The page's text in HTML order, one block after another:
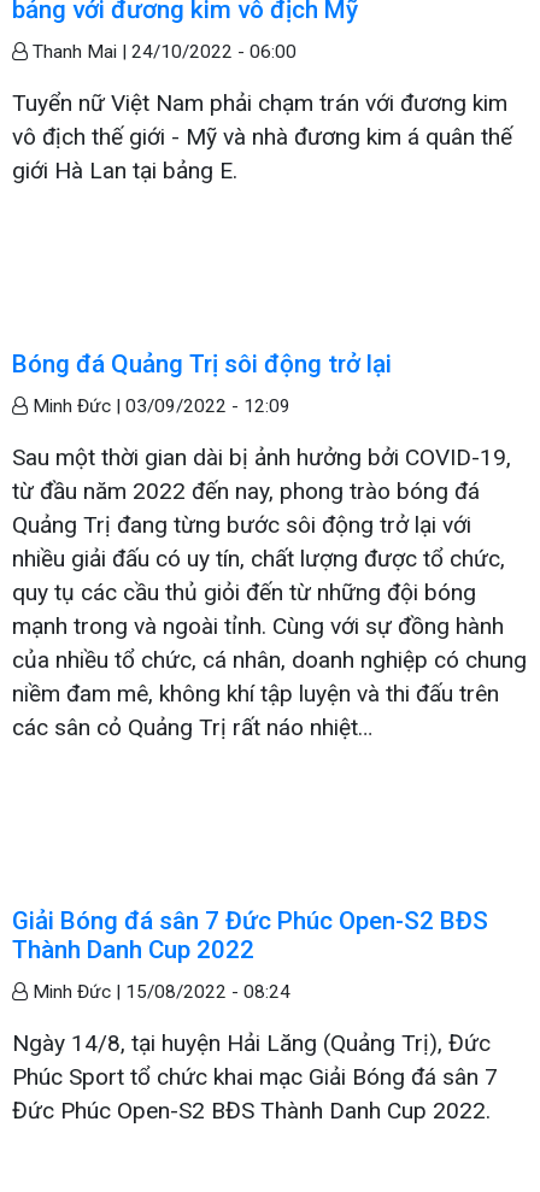
bảng với đương kim vô địch Mỹ
Thanh Mai | 24/10/2022 - 06:00
Tuyển nữ Việt Nam phải chạm trán với đương kim
vô địch thế giới - Mỹ và nhà đương kim á quân thế
giới Hà Lan tại bảng E.
Bóng đá Quảng Trị sôi động trở lại
Minh Đức | 03/09/2022 - 12:09
Sau một thời gian dài bị ảnh hưởng bởi COVID-19,
từ đầu năm 2022 đến nay, phong trào bóng đá
Quảng Trị đang từng bước sôi động trở lại với
nhiều giải đấu có uy tín, chất lượng được tổ chức,
quy tụ các cầu thủ giỏi đến từ những đội bóng
mạnh trong và ngoài tỉnh. Cùng với sự đồng hành
của nhiều tổ chức, cá nhân, doanh nghiệp có chung
niềm đam mê, không khí tập luyện và thi đấu trên
các sân cỏ Quảng Trị rất náo nhiệt…
Giải Bóng đá sân 7 Đức Phúc Open-S2 BĐS
Thành Danh Cup 2022
Minh Đức | 15/08/2022 - 08:24
Ngày 14/8, tại huyện Hải Lăng (Quảng Trị), Đức
Phúc Sport tổ chức khai mạc Giải Bóng đá sân 7
Đức Phúc Open-S2 BĐS Thành Danh Cup 2022.